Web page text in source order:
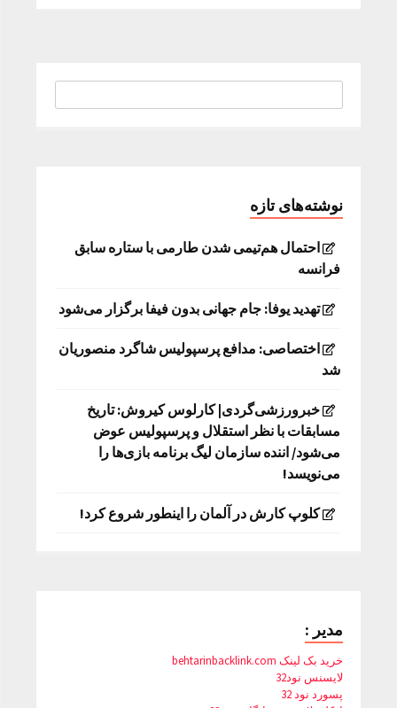
نوشته‌های تازه
احتمال هم‌تیمی شدن طارمی با ستاره سابق
فرانسه
تهدید یوفا: جام جهانی بدون فیفا برگزار می‌شود
اختصاصی: مدافع پرسپولیس شاگرد منصوریان
شد
خبرورزشی‌گردی| کارلوس کیروش: تاریخ
مسابقات با نظر استقلال و پرسپولیس عوض
می‌شود/ اننده سازمان لیگ برنامه بازی‌ها را
می‌نویسد!
کلوپ کارش در آلمان را اینطور شروع کرد!
مدیر :
خرید بک لینک behtarinbacklink.com
لایسنس نود32
پسورد نود 32